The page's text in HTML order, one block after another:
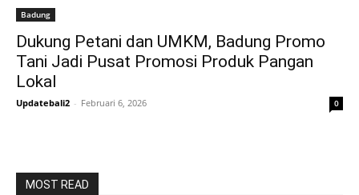
Badung
Dukung Petani dan UMKM, Badung Promo
Tani Jadi Pusat Promosi Produk Pangan
Lokal
Updatebali2 - Februari 6, 2026 0
MOST READ